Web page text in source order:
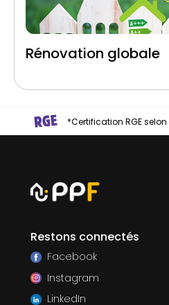
Rénovation globale
*Certification RGE
Restons connectés
Facebook
Instagram
LinkedIn